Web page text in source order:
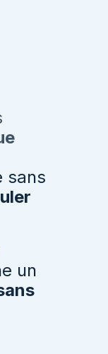
sans
un